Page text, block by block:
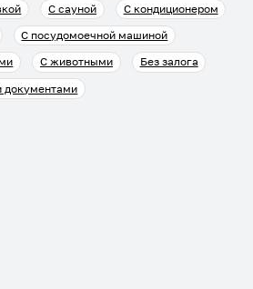
С сауной
С кондиционером
С посудомоечной машиной
С животными
Без залога
документами